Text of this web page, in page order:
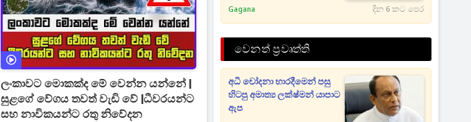
ලංකාවට මොකක්ද මේ වෙන්න යන්නේ |
සුළගේ වේගය තවත් වැඩි වේ |ධීවරයන්ට
සහ නාවිකයන්ට රතු නිවේදන
කළින් කට ඇරපු පූජිත් හඬා
Gagana දින 6 කට පෙර
වෙනත් ප්‍රවෘත්ති
අධි චෝදනා භාරදීමෙන් පසු
හිටපු අමාත්‍ය ලක්ෂ්මන් යාපාට
ඇප